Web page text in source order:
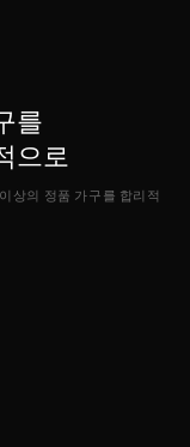
를
으로
상의 정품 가구를 합리적